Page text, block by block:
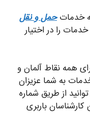
خدماتحمل و نقل
را در اختیار
همه نقاط آلمان و
به شما عزیزان
از طریق شماره
کارشناسان باربری